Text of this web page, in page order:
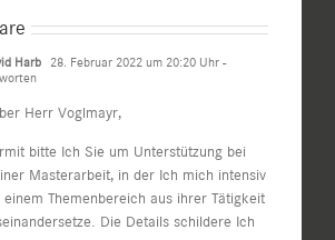
Harb 28. Februar 2022 um 20:20 Uhr -
Herr Voglmayr,
bitte Ich Sie um Unterstützung bei
Masterarbeit, in der Ich mich intensiv
einem Themenbereich aus ihrer Tätigkeit
Die Details schildere Ich